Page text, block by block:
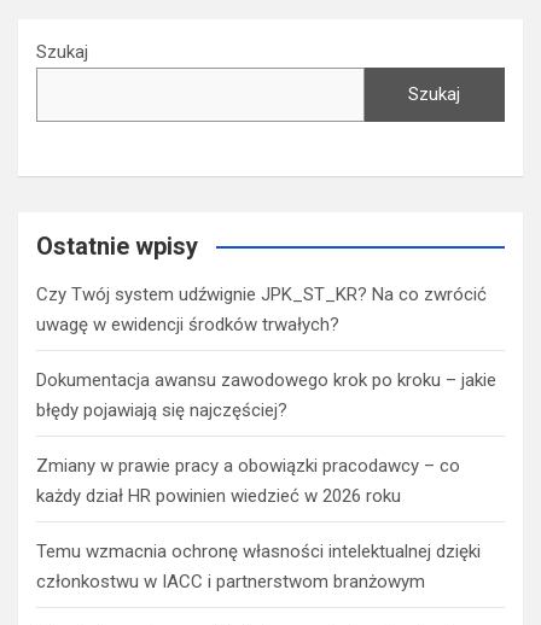
Szukaj
Szukaj
Ostatnie wpisy
Czy Twój system udźwignie JPK_ST_KR? Na co zwrócić
uwagę w ewidencji środków trwałych?
Dokumentacja awansu zawodowego krok po kroku – jakie
błędy pojawiają się najczęściej?
Zmiany w prawie pracy a obowiązki pracodawcy – co
każdy dział HR powinien wiedzieć w 2026 roku
Temu wzmacnia ochronę własności intelektualnej dzięki
członkostwu w IACC i partnerstwom branżowym